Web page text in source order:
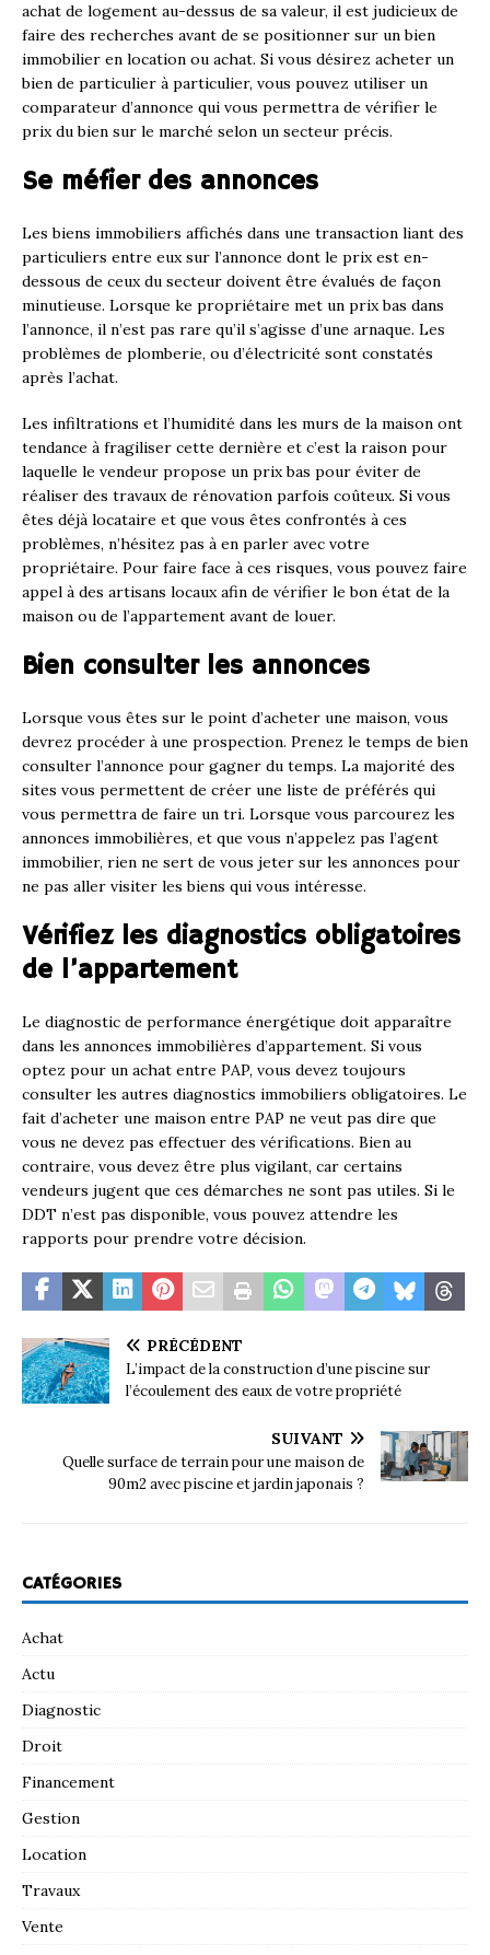
achat de logement au-dessus de sa valeur, il est judicieux de
faire des recherches avant de se positionner sur un bien
immobilier en location ou achat. Si vous désirez acheter un
bien de particulier à particulier, vous pouvez utiliser un
comparateur d’annonce qui vous permettra de vérifier le
prix du bien sur le marché selon un secteur précis.
Se méfier des annonces
Les biens immobiliers affichés dans une transaction liant des
particuliers entre eux sur l’annonce dont le prix est en-
dessous de ceux du secteur doivent être évalués de façon
minutieuse. Lorsque ke propriétaire met un prix bas dans
l’annonce, il n’est pas rare qu’il s’agisse d’une arnaque. Les
problèmes de plomberie, ou d’électricité sont constatés
après l’achat.
Les infiltrations et l’humidité dans les murs de la maison ont
tendance à fragiliser cette dernière et c’est la raison pour
laquelle le vendeur propose un prix bas pour éviter de
réaliser des travaux de rénovation parfois coûteux. Si vous
êtes déjà locataire et que vous êtes confrontés à ces
problèmes, n’hésitez pas à en parler avec votre
propriétaire. Pour faire face à ces risques, vous pouvez faire
appel à des artisans locaux afin de vérifier le bon état de la
maison ou de l’appartement avant de louer.
Bien consulter les annonces
Lorsque vous êtes sur le point d’acheter une maison, vous
devrez procéder à une prospection. Prenez le temps de bien
consulter l’annonce pour gagner du temps. La majorité des
sites vous permettent de créer une liste de préférés qui
vous permettra de faire un tri. Lorsque vous parcourez les
annonces immobilières, et que vous n’appelez pas l’agent
immobilier, rien ne sert de vous jeter sur les annonces pour
ne pas aller visiter les biens qui vous intéresse.
Vérifiez les diagnostics obligatoires
de l’appartement
Le diagnostic de performance énergétique doit apparaître
dans les annonces immobilières d’appartement. Si vous
optez pour un achat entre PAP, vous devez toujours
consulter les autres diagnostics immobiliers obligatoires. Le
fait d’acheter une maison entre PAP ne veut pas dire que
vous ne devez pas effectuer des vérifications. Bien au
contraire, vous devez être plus vigilant, car certains
vendeurs jugent que ces démarches ne sont pas utiles. Si le
DDT n’est pas disponible, vous pouvez attendre les
rapports pour prendre votre décision.
PRÉCÉDENT
L’impact de la construction d’une piscine sur
l’écoulement des eaux de votre propriété
SUIVANT
Quelle surface de terrain pour une maison de
90m2 avec piscine et jardin japonais ?
CATÉGORIES
Achat
Actu
Diagnostic
Droit
Financement
Gestion
Location
Travaux
Vente